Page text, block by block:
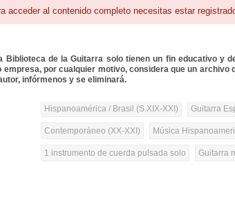
acceder al contenido completo necesitas estar
Biblioteca de la Guitarra solo tienen un fin educativo y
por cualquier motivo, considera que un archivo
infórmenos y se eliminará.
Hispanoamérica / Brasil (S.XIX-XXI) Guitarra
Contemporáneo (XX-XXI) Música
1 instrumento de cuerda pulsada solo Guitarra